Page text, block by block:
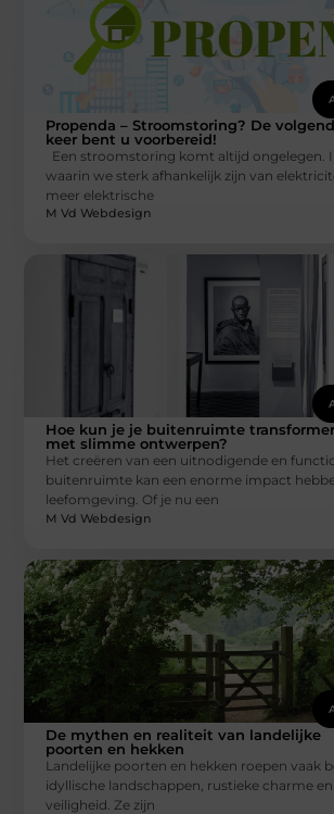
Propenda – Stroomstoring? De
keer bent u voorbereid!
Een stroomstoring komt altijd ongelegen.
waarin we sterk afhankelijk zijn van
meer elektrische
M Vd Webdesign
Hoe kun je je buitenruimte
met slimme ontwerpen?
Het creëren van een uitnodigende en
buitenruimte kan een enorme impact
leefomgeving. Of je nu een
M Vd Webdesign
De mythen en realiteit van landelijke
poorten en hekken
Landelijke poorten en hekken roepen vaak
idyllische landschappen, rustieke charme
veiligheid. Ze zijn